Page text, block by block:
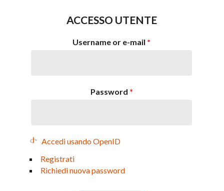
ACCESSO UTENTE
Username or e-mail *
Password *
Accedi usando OpenID
Registrati
Richiedi nuova password